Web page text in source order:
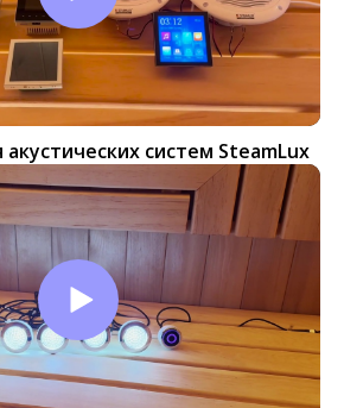
систем SteamLux